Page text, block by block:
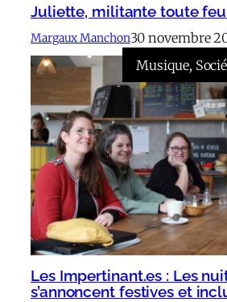
Juliette, militante toute
Margaux Manchon30 novembre
Musique,
Les Impertinant.es : Les
s’annoncent festives et